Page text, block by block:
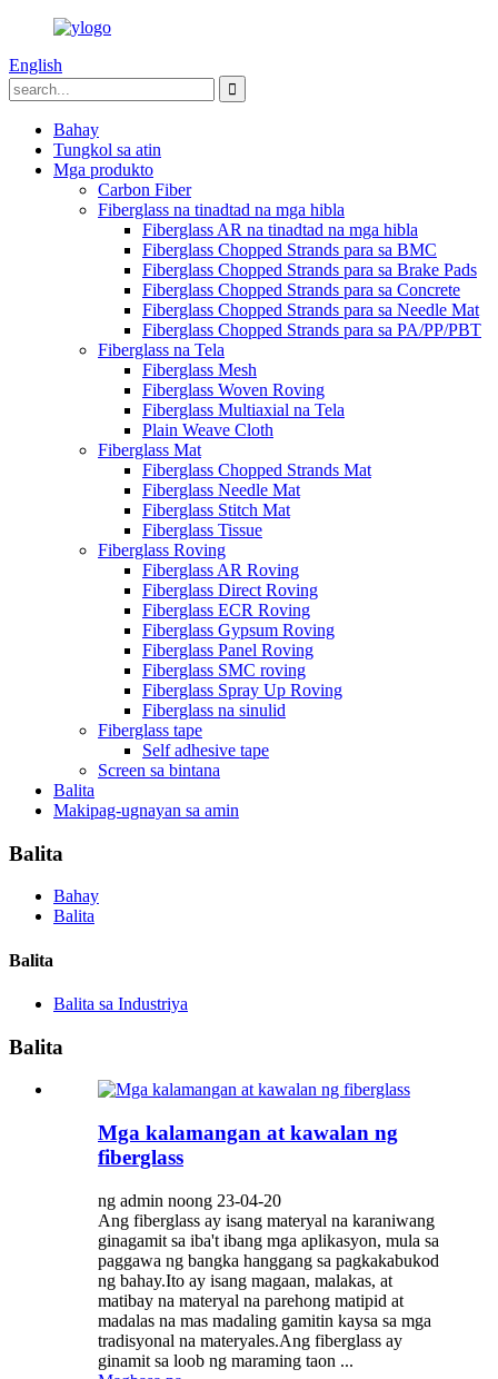
English
Bahay
Tungkol sa atin
Mga produkto
Carbon Fiber
Fiberglass na tinadtad na mga hibla
Fiberglass AR na tinadtad na mga hibla
Fiberglass Chopped Strands para sa BMC
Fiberglass Chopped Strands para sa Brake Pads
Fiberglass Chopped Strands para sa Concrete
Fiberglass Chopped Strands para sa Needle Mat
Fiberglass Chopped Strands para sa PA/PP/PBT
Fiberglass na Tela
Fiberglass Mesh
Fiberglass Woven Roving
Fiberglass Multiaxial na Tela
Plain Weave Cloth
Fiberglass Mat
Fiberglass Chopped Strands Mat
Fiberglass Needle Mat
Fiberglass Stitch Mat
Fiberglass Tissue
Fiberglass Roving
Fiberglass AR Roving
Fiberglass Direct Roving
Fiberglass ECR Roving
Fiberglass Gypsum Roving
Fiberglass Panel Roving
Fiberglass SMC roving
Fiberglass Spray Up Roving
Fiberglass na sinulid
Fiberglass tape
Self adhesive tape
Screen sa bintana
Balita
Makipag-ugnayan sa amin
Balita
Bahay
Balita
Balita
Balita sa Industriya
Balita
Mga kalamangan at kawalan ng
fiberglass
ng admin noong 23-04-20
Ang fiberglass ay isang materyal na karaniwang
ginagamit sa iba't ibang mga aplikasyon, mula sa
paggawa ng bangka hanggang sa pagkakabukod
ng bahay.Ito ay isang magaan, malakas, at
matibay na materyal na parehong matipid at
madalas na mas madaling gamitin kaysa sa mga
tradisyonal na materyales.Ang fiberglass ay
ginamit sa loob ng maraming taon ...